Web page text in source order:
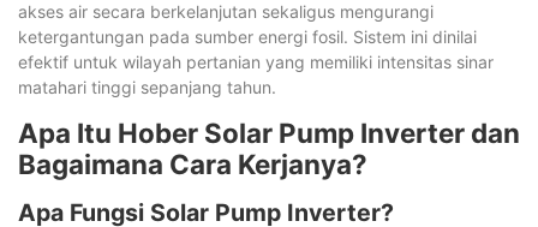
akses air secara berkelanjutan sekaligus mengurangi
ketergantungan pada sumber energi fosil. Sistem ini dinilai
efektif untuk wilayah pertanian yang memiliki intensitas sinar
matahari tinggi sepanjang tahun.
Apa Itu Hober Solar Pump Inverter dan
Bagaimana Cara Kerjanya?
Apa Fungsi Solar Pump Inverter?